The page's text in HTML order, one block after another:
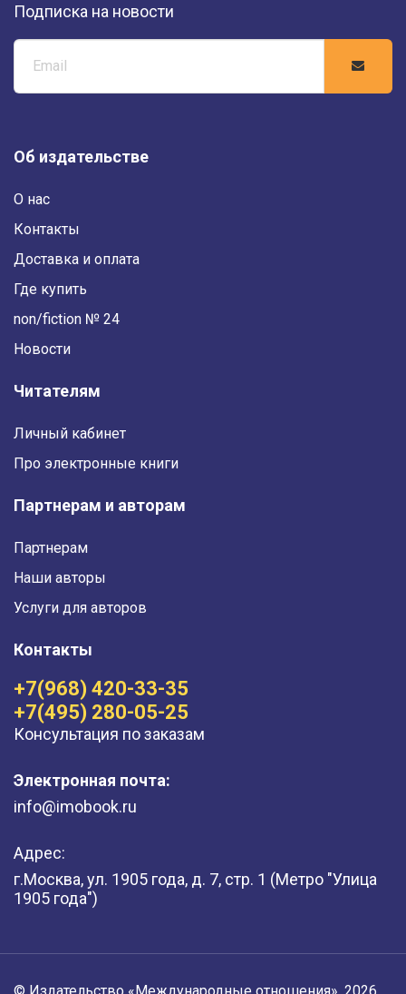
Подписка на новости
Об издательстве
О нас
Контакты
Доставка и оплата
Где купить
non/fiction № 24
Новости
Читателям
Личный кабинет
Про электронные книги
Партнерам и авторам
Партнерам
Наши авторы
Услуги для авторов
Контакты
+7(968) 420-33-35
+7(495) 280-05-25
Консультация по заказам
Электронная почта:
info@imobook.ru
Адрес:
г.Москва, ул. 1905 года, д. 7, стр. 1 (Метро "Улица
1905 года")